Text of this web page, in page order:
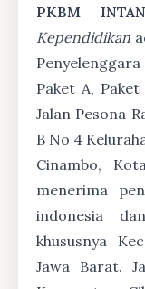
PKBM INTAN
Kependidikan
Paket A,
Jalan Pesona
B No 4
Cinambo,
menerima
indonesia
khususnya
Jawa Barat.